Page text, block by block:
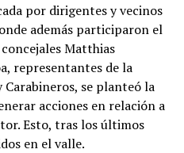
por dirigentes y vecinos
además participaron el
Matthias
representantes de la
se planteó la
acciones en relación a
Esto, tras los últimos
en el valle.